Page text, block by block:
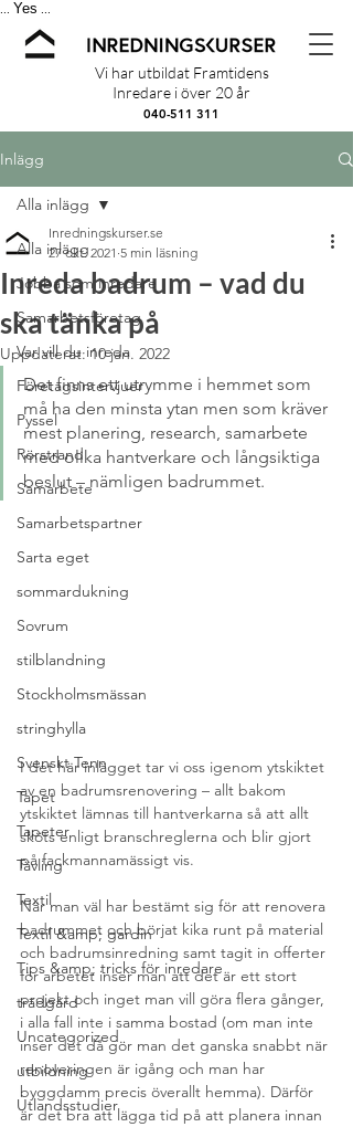
Yes
Vi har utbildat Framtidens
Inredare i över 20 år
040-511 311
Inlägg
Alla inlägg
Jobba som inredare
Samarbetsföretag
Var vill du inreda
Företagsintervjuer
Pyssel
Rörstrand
Samarbete
Samarbetspartner
Sarta eget
sommardukning
Sovrum
stilblandning
Stockholmsmässan
stringhylla
Svenskt Tenn
Tapet
Tapeter
Tävling
Textil
Textil &amp; gardin
Tips &amp; tricks för inredare
trädgård
Uncategorized
utbildning
Utlandsstudier
Alla inlägg
Inreda badrum – vad du
ska tänka på
Inredningskurser.se
27 okt. 2021 5 min läsning
Uppdaterat:10 jan. 2022
Det finns ett utrymme i hemmet som
må ha den minsta ytan men som kräver
mest planering, research, samarbete
med olika hantverkare och långsiktiga
beslut – nämligen badrummet.
I det här inlägget tar vi oss igenom ytskiktet
av en badrumsrenovering – allt bakom
ytskiktet lämnas till hantverkarna så att allt
sköts enligt branschreglerna och blir gjort
på fackmannamässigt vis.
När man väl har bestämt sig för att renovera
badrummet och börjat kika runt på material
och badrumsinredning samt tagit in offerter
för arbetet inser man att det är ett stort
projekt och inget man vill göra flera gånger,
i alla fall inte i samma bostad (om man inte
inser det då gör man det ganska snabbt när
renoveringen är igång och man har
byggdamm precis överallt hemma). Därför
är det bra att lägga tid på att planera innan